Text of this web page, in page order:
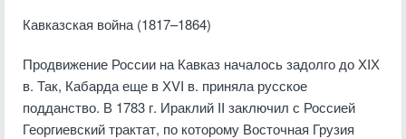
Кавказская война (1817–1864)
Продвижение России на Кавказ началось задолго до ХIХ
в. Так, Кабарда еще в ХVI в. приняла русское
подданство. В 1783 г. Ираклий II заключил с Россией
Георгиевский трактат, по которому Восточная Грузия